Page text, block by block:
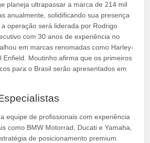
planeja ultrapassar a marca de 214 mil
anualmente, solidificando sua presença
operação será liderada por Rodrigo
com 30 anos de experiência no
em marcas renomadas como Harley-
Enfield. Moutinho afirma que os primeiros
para o Brasil serão apresentados em
equipe de profissionais com experiência
como BMW Motorrad, Ducati e Yamaha,
de posicionamento premium.